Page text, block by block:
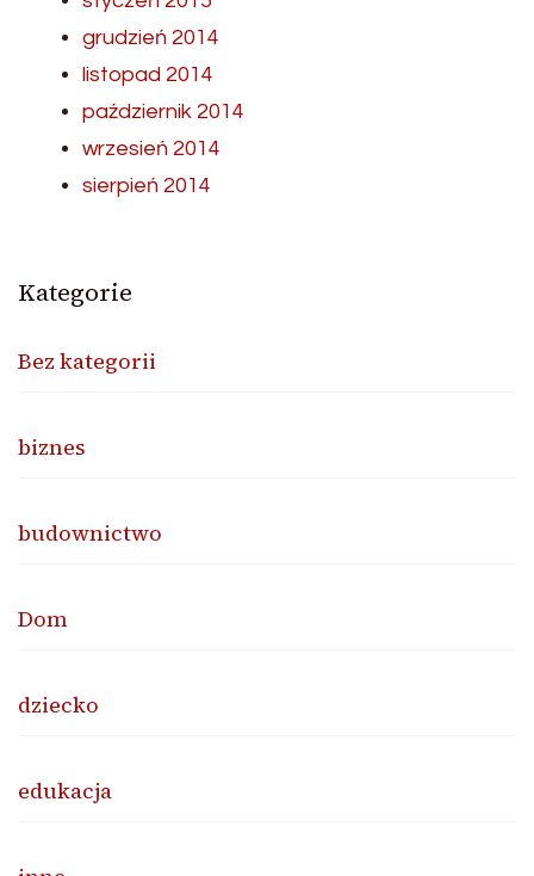
grudzień 2014
listopad 2014
październik 2014
wrzesień 2014
sierpień 2014
Kategorie
Bez kategorii
biznes
budownictwo
Dom
dziecko
edukacja